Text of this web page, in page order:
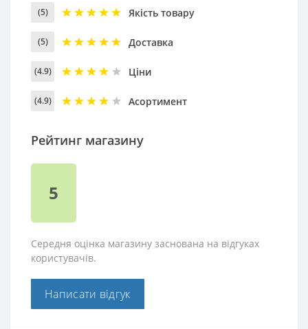
Рейтинг магазину
5
Середня оцінка магазину заснована на відгуках
користувачів.
Написати відгук
Якість товару
(5)
Доставка
(5)
Ціни
(4.9)
Асортимент
(4.9)